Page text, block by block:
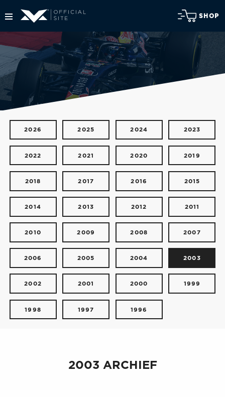
SHOP
2026 2025 2024 2023
2022 2021 2020 2019
2018 2017 2016 2015
2014 2013 2012 2011
2010 2009 2008 2007
2006 2005 2004 2003
2002 2001 2000 1999
1998 1997 1996
2003 ARCHIEF